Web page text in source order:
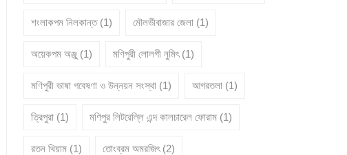
শংলাকপম নিলকান্ত (1) মৌলভীবাজার জেলা (1)
অয়েকপম অঞ্জু (1) মণিপুরী লোলগী নুমিৎ (1)
মণিপুরী ভাষা গবেষণা ও উন্নয়ন সংস্থা (1) আগরতলা (1)
ত্রিপুরা (1) মণিপুর লিটরেল্লি এন্দ কালচারেল ফোরাম (1)
রতন থিয়াম (1) তোংব্রম অমরজিৎ (2)